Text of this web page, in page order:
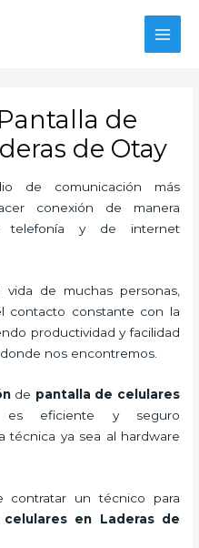
de
de Otay
de comunicación más
conexión de manera
telefonía y de internet
de muchas personas,
contacto constante con la
productividad y facilidad
nos encontremos.
de pantalla de celulares
eficiente y seguro
técnica ya sea al hardware
contratar un técnico para
celulares en Laderas de